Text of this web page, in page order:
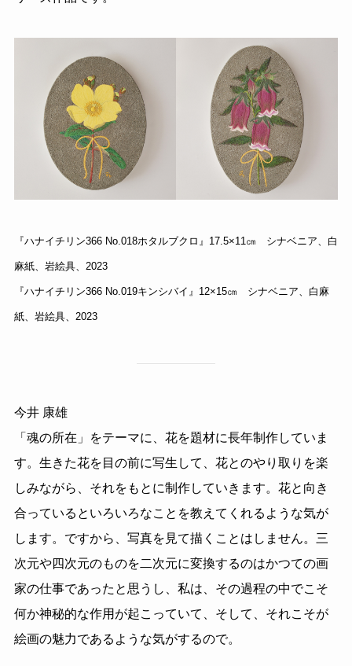
『ハナイチリン366 No.018ホタルブクロ』17.5×11㎝ シナベニア、白
麻紙、岩絵具、2023
『ハナイチリン366 No.019キンシバイ』12×15㎝ シナベニア、白麻
紙、岩絵具、2023
今井 康雄
「魂の所在」をテーマに、花を題材に長年制作していま
す。生きた花を目の前に写生して、花とのやり取りを楽
しみながら、それをもとに制作していきます。花と向き
合っているといろいろなことを教えてくれるような気が
します。ですから、写真を見て描くことはしません。三
次元や四次元のものを二次元に変換するのはかつての画
家の仕事であったと思うし、私は、その過程の中でこそ
何か神秘的な作用が起こっていて、そして、それこそが
絵画の魅力であるような気がするので。